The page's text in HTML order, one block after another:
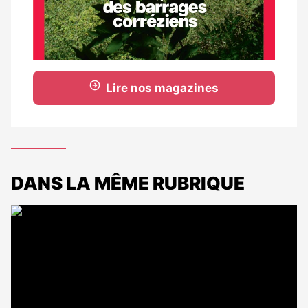
Lire nos magazines
DANS LA MÊME RUBRIQUE